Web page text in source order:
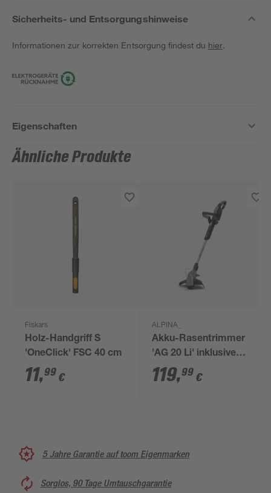
Sicherheits- und Entsorgungshinweise
Informationen zur korrekten Entsorgung findest du hier.
Eigenschaften
Ähnliche Produkte
Fiskars
Holz-Handgriff S
'OneClick' FSC 40 cm
11,99 €
ALPINA_
Akku-Rasentrimmer
'AG 20 Li' inklusive
Akku und Ladegerät
119,99 €
5 Jahre Garantie auf toom Eigenmarken
Sorglos, 90 Tage Umtauschgarantie